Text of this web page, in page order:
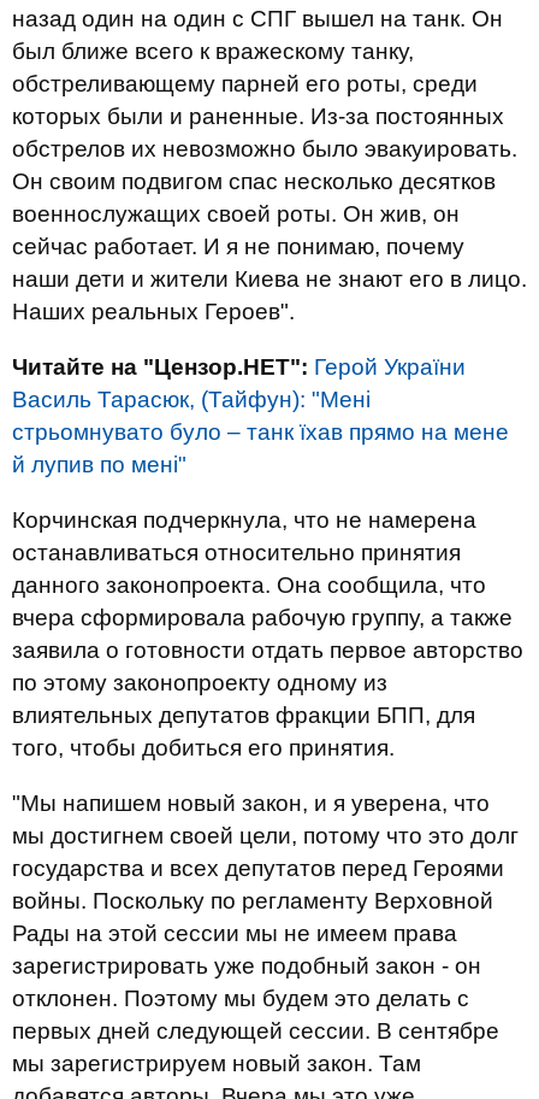
назад один на один с СПГ вышел на танк. Он
был ближе всего к вражескому танку,
обстреливающему парней его роты, среди
которых были и раненные. Из-за постоянных
обстрелов их невозможно было эвакуировать.
Он своим подвигом спас несколько десятков
военнослужащих своей роты. Он жив, он
сейчас работает. И я не понимаю, почему
наши дети и жители Киева не знают его в лицо.
Наших реальных Героев".
Читайте на "Цензор.НЕТ": Герой України
Василь Тарасюк, (Тайфун): "Мені
стрьомнувато було – танк їхав прямо на мене
й лупив по мені"
Корчинская подчеркнула, что не намерена
останавливаться относительно принятия
данного законопроекта. Она сообщила, что
вчера сформировала рабочую группу, а также
заявила о готовности отдать первое авторство
по этому законопроекту одному из
влиятельных депутатов фракции БПП, для
того, чтобы добиться его принятия.
"Мы напишем новый закон, и я уверена, что
мы достигнем своей цели, потому что это долг
государства и всех депутатов перед Героями
войны. Поскольку по регламенту Верховной
Рады на этой сессии мы не имеем права
зарегистрировать уже подобный закон - он
отклонен. Поэтому мы будем это делать с
первых дней следующей сессии. В сентябре
мы зарегистрируем новый закон. Там